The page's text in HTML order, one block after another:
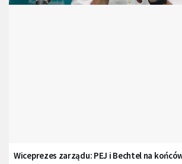
Wiceprezes zarządu: PEJ i Bechtel na